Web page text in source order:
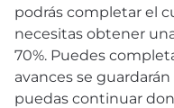
podrás completar el
necesitas obtener
70%. Puedes
avances se
puedas continuar